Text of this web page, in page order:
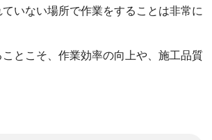
いない場所で作業をすることは非常に
とこそ、作業効率の向上や、施工品質